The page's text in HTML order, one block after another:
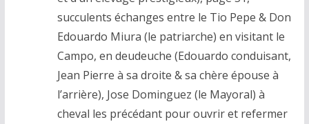
succulents échanges entre le Tio Pepe & Don
Edouardo Miura (le patriarche) en visitant le
Campo, en deudeuche (Edouardo conduisant,
Jean Pierre à sa droite & sa chère épouse à
l’arrière), Jose Dominguez (le Mayoral) à
cheval les précédant pour ouvrir et refermer